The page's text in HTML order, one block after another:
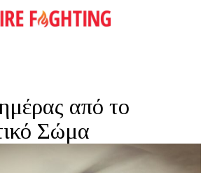
από το
Σώμα